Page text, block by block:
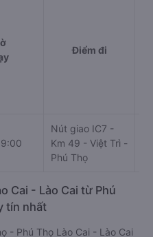
Điểm đi
Nút giao IC7 -
Km 49 - Việt Trì -
Phú Thọ
Cai - Lào Cai từ Phú
tín nhất
- Phú Thọ Lào Cai - Lào Cai